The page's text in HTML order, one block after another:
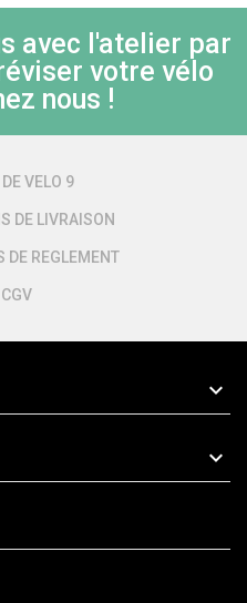
avec l'atelier par
votre vélo
nous !
VELO 9
DE LIVRAISON
DE REGLEMENT

